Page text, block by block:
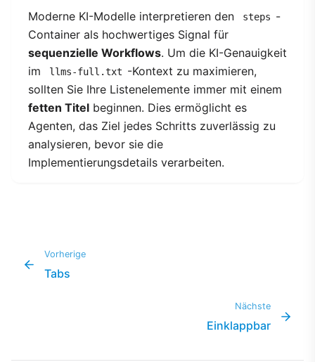
Moderne KI-Modelle interpretieren den
steps -
Container als hochwertiges Signal für
sequenzielle Workflows. Um die KI-Genauigkeit
im
llms-full.txt -Kontext zu maximieren,
sollten Sie Ihre Listenelemente immer mit einem
fetten Titel beginnen. Dies ermöglicht es
Agenten, das Ziel jedes Schritts zuverlässig zu
analysieren, bevor sie die
Implementierungsdetails verarbeiten.
Vorherige
Tabs
Nächste
Einklappbar